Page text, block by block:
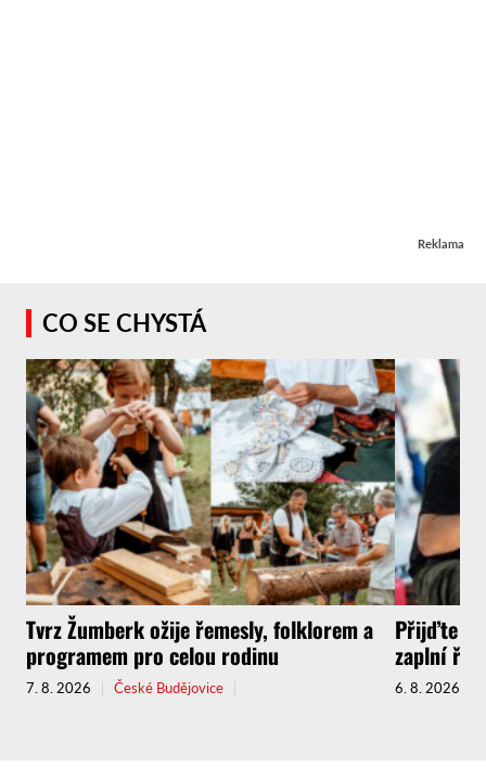
Reklama
CO SE CHYSTÁ
Tvrz Žumberk ožije řemesly, folklorem a
programem pro celou rodinu
7. 8. 2026 České Budějovice
Přijďte
zaplní
6. 8. 2026